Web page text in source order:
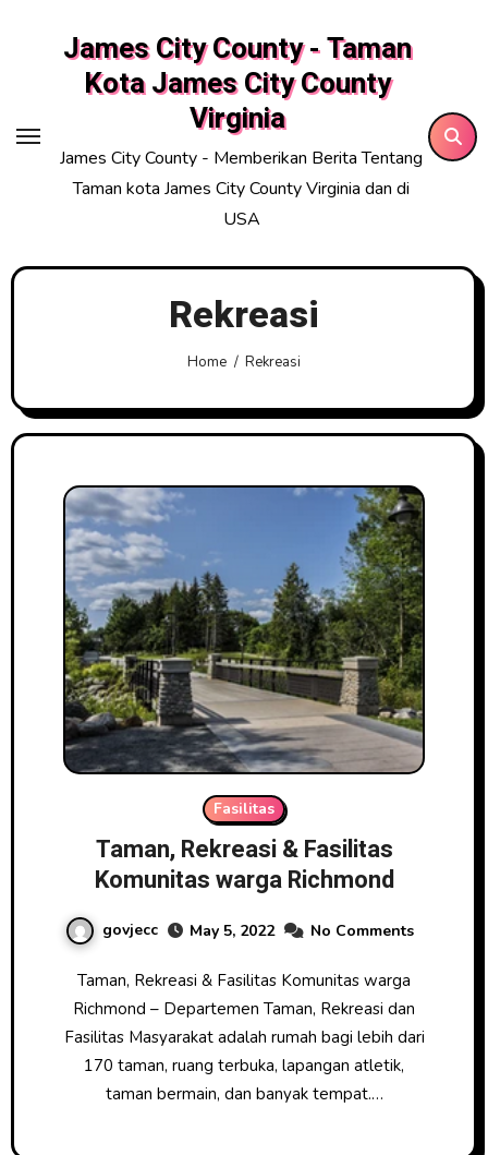
James City County - Taman
Kota James City County
Virginia
James City County - Memberikan Berita Tentang
Taman kota James City County Virginia dan di
USA
Rekreasi
Home Rekreasi
Fasilitas
Taman, Rekreasi & Fasilitas
Komunitas warga Richmond
govjecc May 5, 2022 No Comments
Taman, Rekreasi & Fasilitas Komunitas warga
Richmond – Departemen Taman, Rekreasi dan
Fasilitas Masyarakat adalah rumah bagi lebih dari
170 taman, ruang terbuka, lapangan atletik,
taman bermain, dan banyak tempat.…